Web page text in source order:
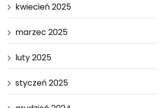
kwiecień 2025
marzec 2025
luty 2025
styczeń 2025